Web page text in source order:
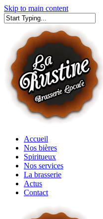
Skip to main content
Search
Menu
Accueil
Nos bières
Spiritueux
Nos services
La brasserie
Actus
Contact